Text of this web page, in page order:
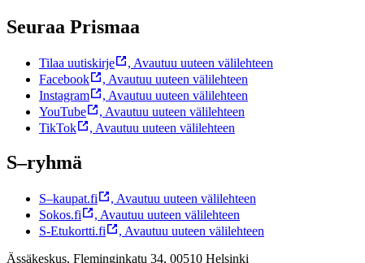
Seuraa Prismaa
Tilaa uutiskirje , Avautuu uuteen välilehteen
Facebook
, Avautuu uuteen välilehteen
Instagram
, Avautuu uuteen välilehteen
YouTube
, Avautuu uuteen välilehteen
TikTok
, Avautuu uuteen välilehteen
S–ryhmä
S–kaupat.fi , Avautuu uuteen välilehteen
Sokos.fi
, Avautuu uuteen välilehteen
S-Etukortti.fi
, Avautuu uuteen välilehteen
Ässäkeskus, Fleminginkatu 34, 00510 Helsinki